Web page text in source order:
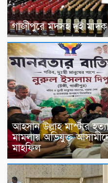
গাজীপুরে মদসহ দুই মাদক
আহসান উল্লাহ মাস্টার
মামলায় অভিযুক্ত
মাহফিল